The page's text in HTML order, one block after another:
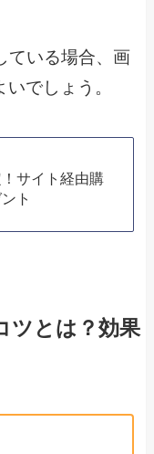
ている場合、画
でしょう。
サイト経由購
ト
ツとは？効果